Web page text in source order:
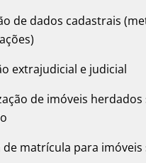
de dados cadastrais
extrajudicial e judicial
de imóveis herdados
matrícula para imóveis